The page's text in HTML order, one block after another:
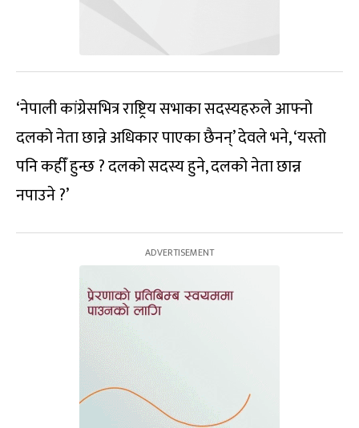
‘नेपाली कांग्रेसभित्र राष्ट्रिय सभाका सदस्यहरुले आफ्नो
दलको नेता छान्ने अधिकार पाएका छैनन्’ देवले भने, ‘यस्तो
पनि कहीँ हुन्छ ? दलको सदस्य हुने, दलको नेता छान्न
नपाउने ?’